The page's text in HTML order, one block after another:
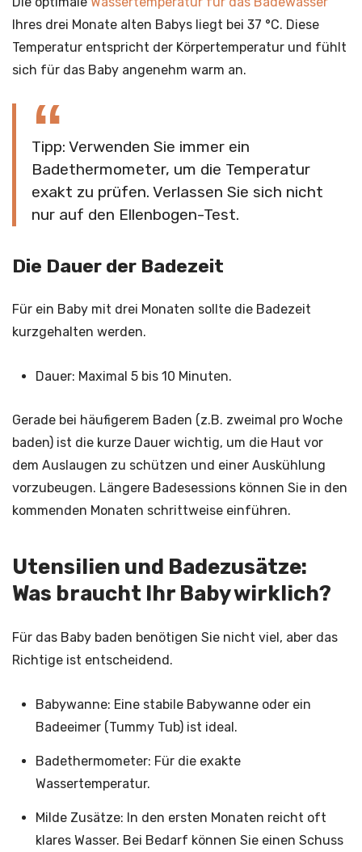
Ihres drei Monate alten Babys liegt bei 37 °C. Diese
Temperatur entspricht der Körpertemperatur und fühlt
sich für das Baby angenehm warm an.
Tipp: Verwenden Sie immer ein
Badethermometer, um die Temperatur
exakt zu prüfen. Verlassen Sie sich nicht
nur auf den Ellenbogen-Test.
Die Dauer der Badezeit
Für ein Baby mit drei Monaten sollte die Badezeit
kurzgehalten werden.
Dauer: Maximal 5 bis 10 Minuten.
Gerade bei häufigerem Baden (z.B. zweimal pro Woche
baden) ist die kurze Dauer wichtig, um die Haut vor
dem Auslaugen zu schützen und einer Auskühlung
vorzubeugen. Längere Badesessions können Sie in den
kommenden Monaten schrittweise einführen.
Utensilien und Badezusätze:
Was braucht Ihr Baby wirklich?
Für das Baby baden benötigen Sie nicht viel, aber das
Richtige ist entscheidend.
Babywanne: Eine stabile Babywanne oder ein
Badeeimer (Tummy Tub) ist ideal.
Badethermometer: Für die exakte
Wassertemperatur.
Milde Zusätze: In den ersten Monaten reicht oft
klares Wasser. Bei Bedarf können Sie einen Schuss